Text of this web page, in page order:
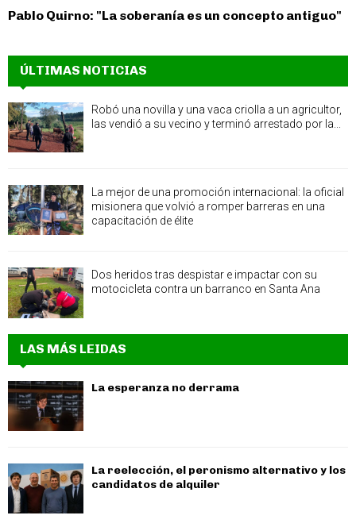
Pablo Quirno: "La soberanía es un concepto antiguo"
ÚLTIMAS NOTICIAS
Robó una novilla y una vaca criolla a un agricultor,
las vendió a su vecino y terminó arrestado por la...
La mejor de una promoción internacional: la oficial
misionera que volvió a romper barreras en una
capacitación de élite
Dos heridos tras despistar e impactar con su
motocicleta contra un barranco en Santa Ana
LAS MÁS LEIDAS
La esperanza no derrama
La reelección, el peronismo alternativo y los
candidatos de alquiler